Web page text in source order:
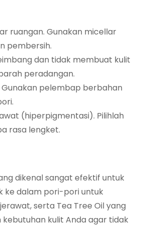
ruangan. Gunakan micellar
pembersih.
dan tidak membuat kulit
peradangan.
pelembap berbahan
(hiperpigmentasi). Pilihlah
rasa lengket.
dikenal sangat efektif untuk
ke dalam pori-pori untuk
serta Tea Tree Oil yang
kulit Anda agar tidak